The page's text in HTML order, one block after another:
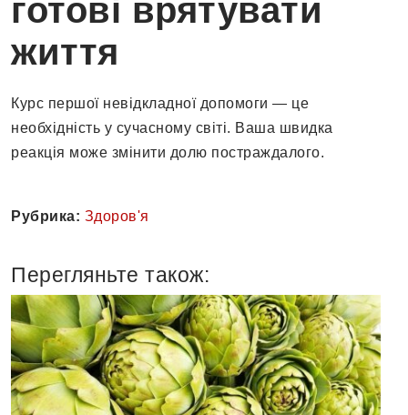
готові врятувати
життя
Курс першої невідкладної допомоги — це
необхідність у сучасному світі. Ваша швидка
реакція може змінити долю постраждалого.
Рубрика: Здоров'я
Перегляньте також: